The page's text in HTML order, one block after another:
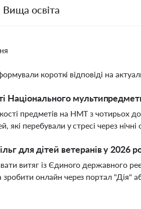
освіта
короткі відповіді на
Національного
предметів на НМТ з чотирьох
які перебували у стресі через
для дітей ветеранів у 2026
витяг із Єдиного державного
онлайн через портал